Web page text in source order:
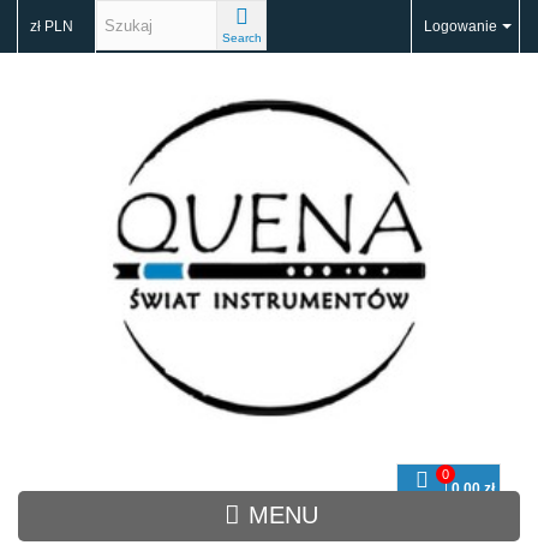
zł PLN
Search
Logowanie
0
0,00 zł
MENU